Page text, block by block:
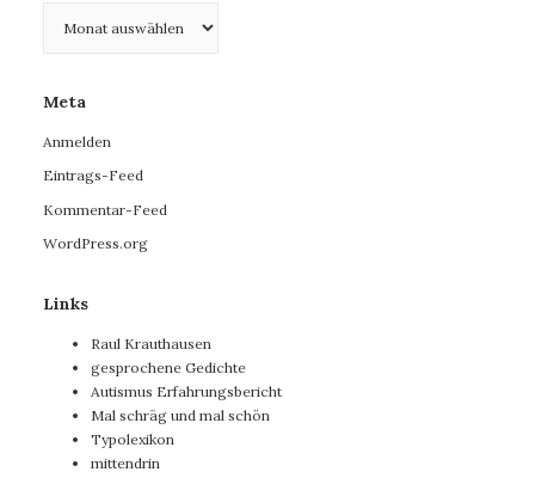
Meta
Anmelden
Eintrags-Feed
Kommentar-Feed
WordPress.org
Links
Raul Krauthausen
gesprochene Gedichte
Autismus Erfahrungsbericht
Mal schräg und mal schön
Typolexikon
mittendrin